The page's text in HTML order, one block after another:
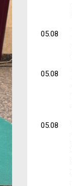
05.08
05.08
05.08